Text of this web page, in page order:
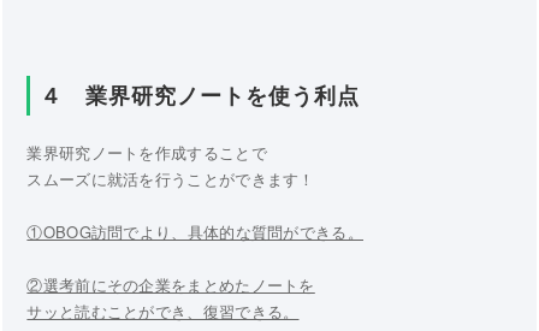
４ 業界研究ノートを使う利点
業界研究ノートを作成することで
スムーズに就活を行うことができます！
①OBOG訪問でより、具体的な質問ができる。
②選考前にその企業をまとめたノートを
サッと読むことができ、復習できる。